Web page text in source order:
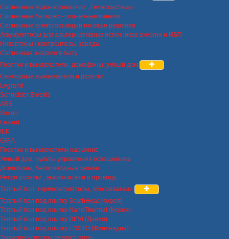
Солнечные водонагреватели , Гелиосистемы
Солнечные батареи - солнечные панели
Солнечные электростанции готовые решения
Аккумуляторы для альтернативных источников энергии и ИБП
Инверторы / контроллеры заряда
Солнечная энергия в быту
Розетки и выключатели, домофоны, умный дом
Сенсорные выключатели и розетки
Legrand
Schneider Electric
ABB
Simon
Lezard
IEK
GIRA
Розетки и выключатели наружние
Умный дом, пульты управления освещением
Домофоны, беспроводные звонки
Ретро розетки , выключатели и провода
Теплый пол, терморегуляторы, обогреватели
Теплый пол под плитку SouthHeat (Корея)
Теплый пол под плитку NanoThermal (Корея)
Теплый пол под плитку DEVI (Дания)
Теплый пол под плитку ENSTO (Финляндия)